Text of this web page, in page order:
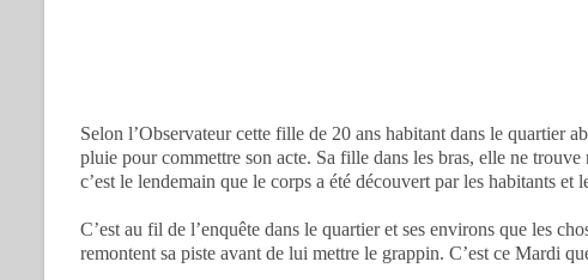
Selon l’Observateur cette fille de 20 ans habitant dans le quartier
pluie pour commettre son acte. Sa fille dans les bras, elle ne
c’est le lendemain que le corps a été découvert par les habitants et
C’est au fil de l’enquête dans le quartier et ses environs que les
remontent sa piste avant de lui mettre le grappin. C’est ce Mardi